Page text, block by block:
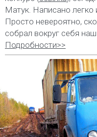
Матук. Написано легко
Просто невероятно,
собрал вокруг себя наш
Подробности>>